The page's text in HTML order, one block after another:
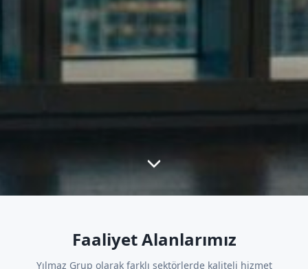
Faaliyet Alanlarımız
Yılmaz Grup olarak farklı sektörlerde kaliteli hizmet